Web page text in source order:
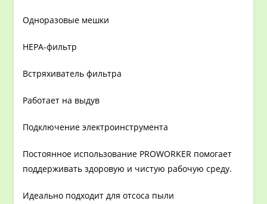
Одноразовые мешки
HEPA-фильтр
Встряхиватель фильтра
Работает на выдув
Подключение электроинструмента
Постоянное использование PROWORKER помогает
поддерживать здоровую и чистую рабочую среду.
Идеально подходит для отсоса пыли